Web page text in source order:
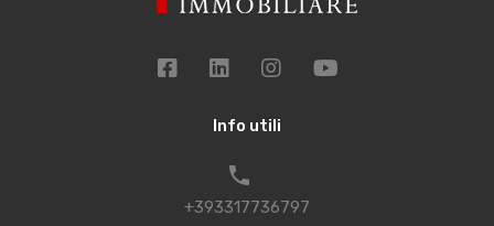
Info utili
+393317736797